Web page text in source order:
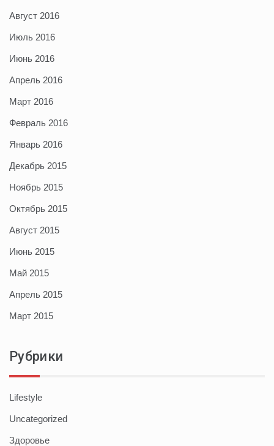
Август 2016
Июль 2016
Июнь 2016
Апрель 2016
Март 2016
Февраль 2016
Январь 2016
Декабрь 2015
Ноябрь 2015
Октябрь 2015
Август 2015
Июнь 2015
Май 2015
Апрель 2015
Март 2015
Рубрики
Lifestyle
Uncategorized
Здоровье